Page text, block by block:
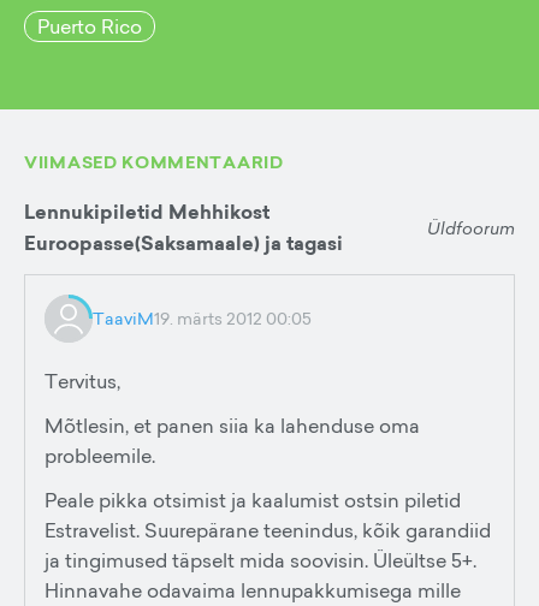
Puerto Rico
VIIMASED KOMMENTAARID
Lennukipiletid Mehhikost
Euroopasse(Saksamaale) ja tagasi
Üldfoorum
TaaviM19. märts 2012 00:05
Tervitus,
Mõtlesin, et panen siia ka lahenduse oma
probleemile.
Peale pikka otsimist ja kaalumist ostsin piletid
Estravelist. Suurepärane teenindus, kõik garandiid
ja tingimused täpselt mida soovisin. Üleültse 5+.
Hinnavahe odavaima lennupakkumisega mille